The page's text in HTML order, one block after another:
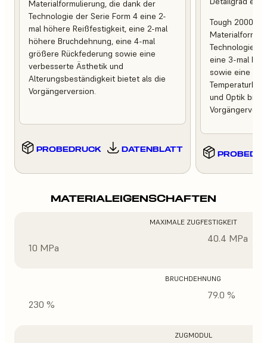
Materialformulierung, die dank der
Technologie der Serie Form 4 eine 2-
mal höhere Reißfestigkeit, eine 2-mal
höhere Bruchdehnung, eine 4-mal
größere Rückfederung sowie eine
verbesserte Ästhetik und
Alterungsbeständigkeit bietet als die
Vorgängerversion.
PROBEDRUCK DATENBLATT
Tough 2000
Technologie
eine 3-mal
sowie eine
und Optik
MATERIALEIGENSCHAFTEN
MAXIMALE ZUGFESTIGKEIT
10 MPa
40.4 MPa
BRUCHDEHNUNG
230 %
79.0 %
ZUGMODUL